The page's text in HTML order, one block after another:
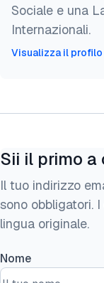
Sociale e una
Internazionali.
Visualizza il
Sii il primo a
Il tuo indirizzo
sono obbligatori.
lingua originale.
Nome